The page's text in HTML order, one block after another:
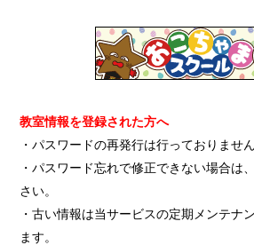
教室情報を登録された方へ
・パスワードの再発行は行っておりません
・パスワード忘れで修正できない場合は
さい。
・古い情報は当サービスの定期メンテナ
ます。